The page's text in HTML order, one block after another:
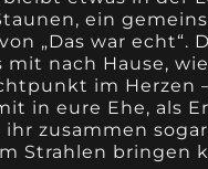
ein
„Das war echt“.
mit nach Hause,
im Herzen
in eure Ehe, als
ihr zusammen
Strahlen bringen